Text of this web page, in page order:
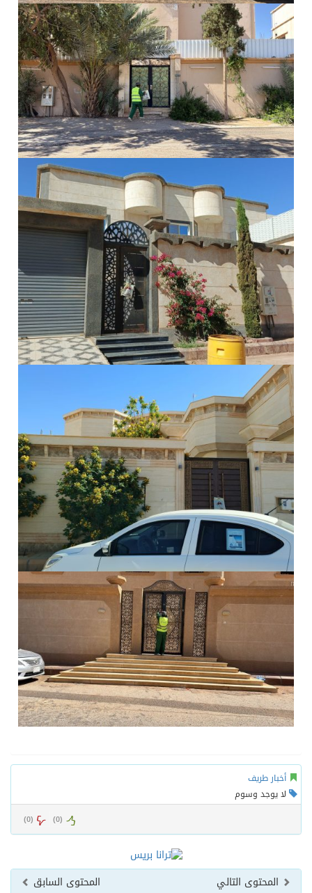
أخبار طريف
لا يوجد وسوم
(
0
) (
0
)
المحتوى السابق المحتوى التالي